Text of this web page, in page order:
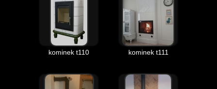
kominek t110 kominek t111